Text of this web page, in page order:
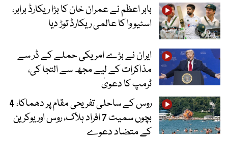
بابر اعظم نے عمران خان کا بڑا ریکارڈ برابر،
اسٹیو وا کا عالمی ریکارڈ توڑ دیا
ایران نے بڑے امریکی حملے کے ڈر سے
مذاکرات کے لیے مجھ سے التجا کی،
ٹرمپ کا دعویٰ
روس کے ساحلی تفریحی مقام پر دھماکا، 4
بچوں سمیت 7 افراد ہلاک، روس اور یوکرین
کے متضاد دعوے